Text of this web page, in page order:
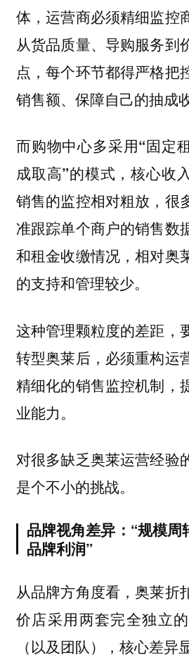
体，运营商必须精细监控
从货品质量、导购服务到
点，每个环节都得严格把
销售额、保障自己的抽成收
而购物中心多采用“固定
成取高”的模式 ，核心收
销售的监控相对粗放，很
准跟踪单个商户的销售数
和租金收缴情况，相对奥
的支持和管理较少。
这种管理颗粒度的差距，
转型奥莱后，必须重构运
精细化的销售监控机制，
业能力。
对很多缺乏奥莱运营经验
是个不小的挑战。
品牌视角差异：“规模周
品牌利润”
从品牌方角度看，奥莱折
价店采用两套完全独立
（以及团队），核心差异